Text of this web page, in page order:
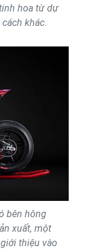
hoa từ dự
khác.
bên hông
xuất, một
thiệu vào